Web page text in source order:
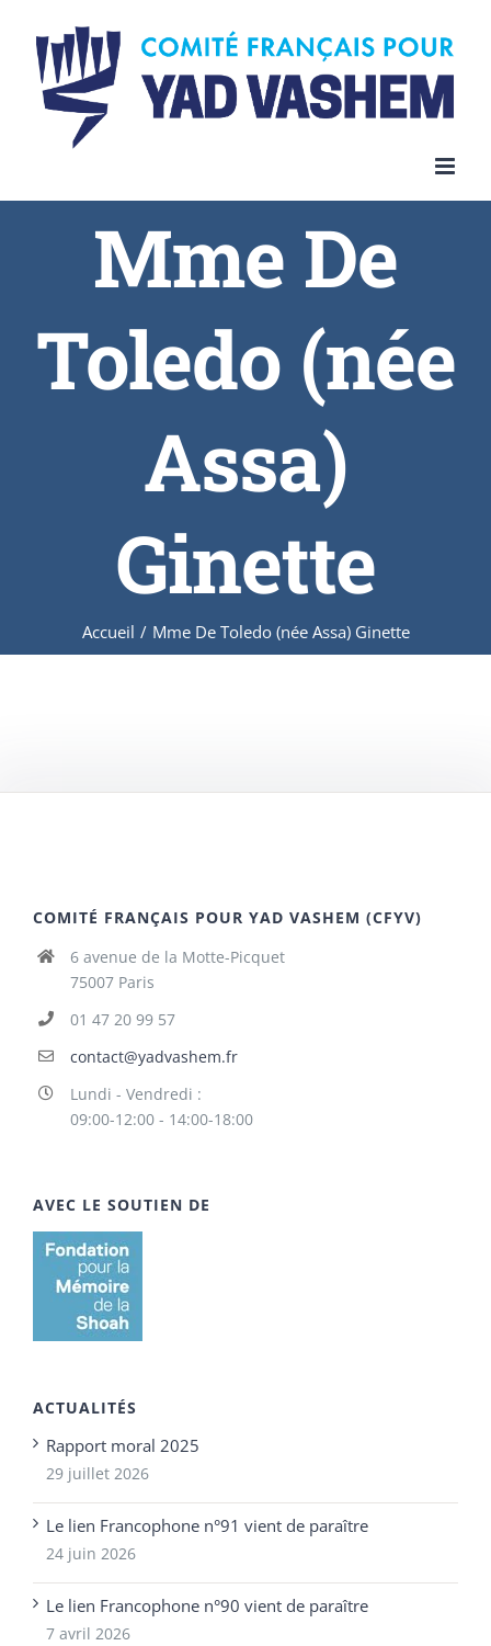
content
Mme De
Toledo (née
Assa)
Ginette
Accueil / Mme De Toledo (née Assa) Ginette
COMITÉ FRANÇAIS POUR YAD VASHEM (CFYV)
6 avenue de la Motte-Picquet
75007 Paris
01 47 20 99 57
contact@yadvashem.fr
Lundi - Vendredi :
09:00-12:00 - 14:00-18:00
AVEC LE SOUTIEN DE
ACTUALITÉS
Rapport moral 2025
29 juillet 2026
Le lien Francophone n°91 vient de paraître
24 juin 2026
Le lien Francophone n°90 vient de paraître
7 avril 2026